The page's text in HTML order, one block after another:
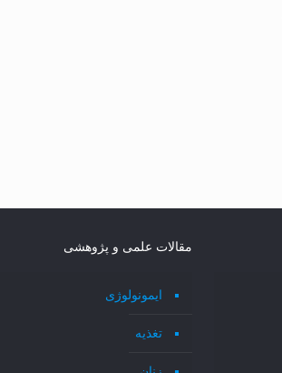
مقالات علمی و پژوهشی
ایمونولوژی
تغذیه